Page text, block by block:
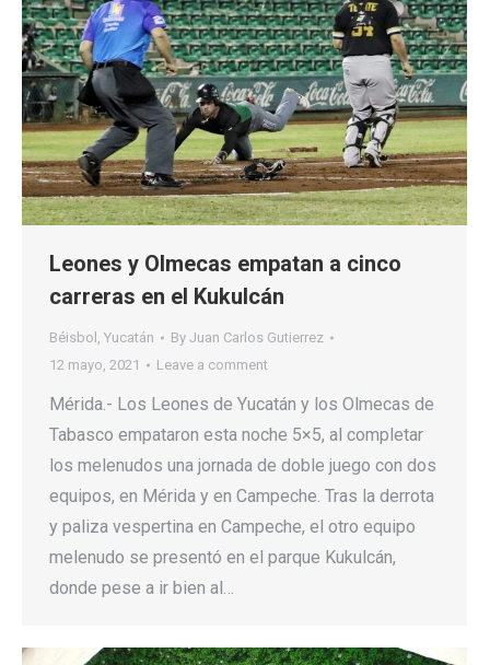
Leones y Olmecas empatan a cinco
carreras en el Kukulcán
Béisbol , Yucatán By Juan Carlos Gutierrez
12 mayo, 2021
Leave a comment
Mérida.- Los Leones de Yucatán y los Olmecas de
Tabasco empataron esta noche 5×5, al completar
los melenudos una jornada de doble juego con dos
equipos, en Mérida y en Campeche. Tras la derrota
y paliza vespertina en Campeche, el otro equipo
melenudo se presentó en el parque Kukulcán,
donde pese a ir bien al…